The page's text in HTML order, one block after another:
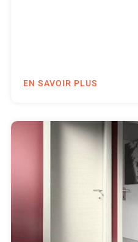
EN SAVOIR PLUS